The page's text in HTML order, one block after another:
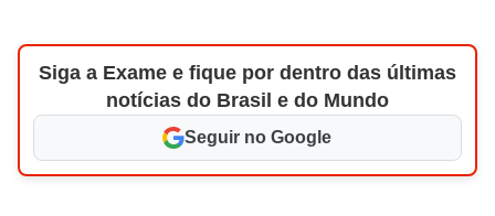
Siga a Exame e fique por dentro das últimas
notícias do Brasil e do Mundo
Seguir no Google